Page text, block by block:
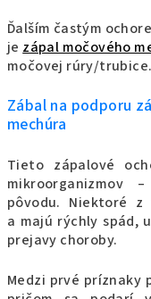
Ďalším častým
je zápal močového
močovej rúry/trubice.
Zábal na podporu
mechúra
Tieto zápalové
mikroorganizmov
pôvodu. Niektoré
a majú rýchly spád,
prejavy choroby.
Medzi prvé